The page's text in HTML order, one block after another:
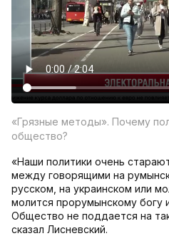
«Грязные методы». Почему
общество?
«Наши политики очень
между говорящими на
русском, на украинском или
молится прорумынскому богу
Общество не поддается на
сказал Лисневский.